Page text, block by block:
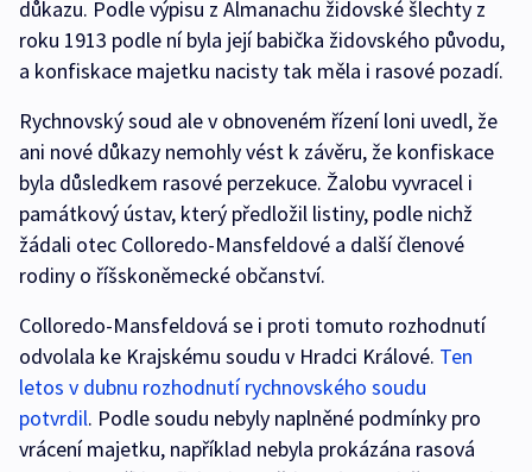
důkazu. Podle výpisu z Almanachu židovské šlechty z
roku 1913 podle ní byla její babička židovského původu,
a konfiskace majetku nacisty tak měla i rasové pozadí.
Rychnovský soud ale v obnoveném řízení loni uvedl, že
ani nové důkazy nemohly vést k závěru, že konfiskace
byla důsledkem rasové perzekuce. Žalobu vyvracel i
památkový ústav, který předložil listiny, podle nichž
žádali otec Colloredo-Mansfeldové a další členové
rodiny o říšskoněmecké občanství.
Colloredo-Mansfeldová se i proti tomuto rozhodnutí
odvolala ke Krajskému soudu v Hradci Králové. Ten
letos v dubnu rozhodnutí rychnovského soudu
potvrdil. Podle soudu nebyly naplněné podmínky pro
vrácení majetku, například nebyla prokázána rasová